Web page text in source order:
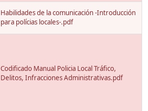
Habilidades de la comunicación -Introducción
para polícias locales-.pdf
Codificado Manual Policia Local Tráfico,
Delitos, Infracciones Administrativas.pdf